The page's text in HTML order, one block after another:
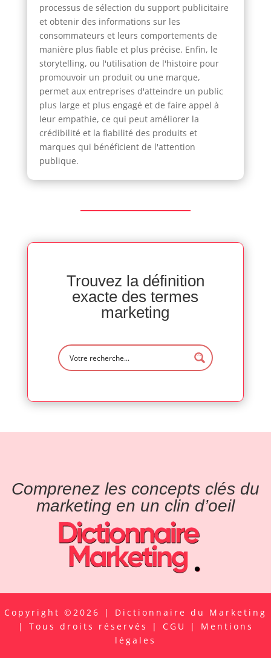
processus de sélection du support publicitaire
et obtenir des informations sur les
consommateurs et leurs comportements de
manière plus fiable et plus précise. Enfin, le
storytelling, ou l'utilisation de l'histoire pour
promouvoir un produit ou une marque,
permet aux entreprises d'atteindre un public
plus large et plus engagé et de faire appel à
leur empathie, ce qui peut améliorer la
crédibilité et la fiabilité des produits et
marques qui bénéficient de l'attention
publique.
Trouvez la définition
exacte des termes
marketing
Comprenez les concepts clés du
marketing en un clin d’oeil
Copyright ©2026 | Dictionnaire du Marketing
| Tous droits réservés | CGU | Mentions
légales